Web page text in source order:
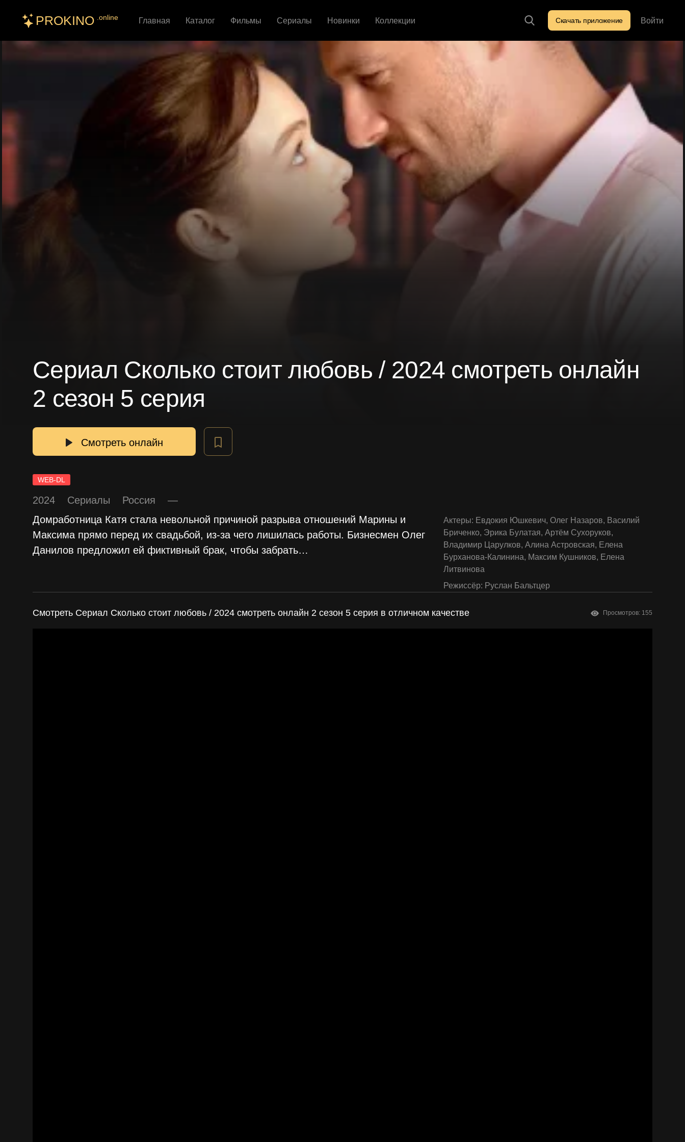
PROKINO .online Главная Каталог Фильмы Сериалы Новинки Коллекции Скачать приложение Войти
Сериал Сколько стоит любовь / 2024 смотреть онлайн
2 сезон 5 серия
Смотреть онлайн
WEB-DL
2024 Сериалы Россия
—
Домработница Катя стала невольной причиной разрыва отношений Марины и
Максима прямо перед их свадьбой, из-за чего лишилась работы. Бизнесмен Олег
Данилов предложил ей фиктивный брак, чтобы забрать…
Актеры: Евдокия Юшкевич, Олег Назаров, Василий
Бриченко, Эрика Булатая, Артём Сухоруков,
Владимир Царулков, Алина Астровская, Елена
Бурханова-Калинина, Максим Кушников, Елена
Литвинова
Режиссёр: Руслан Бальтцер
Смотреть Сериал Сколько стоит любовь / 2024 смотреть онлайн 2 сезон 5 серия в отличном качестве Просмотров: 155